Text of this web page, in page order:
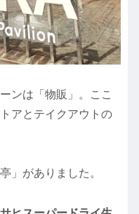
ンは「物販」。ここ
アとテイクアウトの
」がありました。